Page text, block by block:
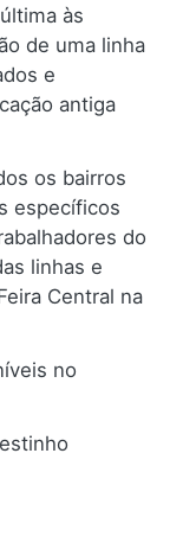
às
de uma linha
e
antiga
os bairros
específicos
do
linhas e
Central na
no